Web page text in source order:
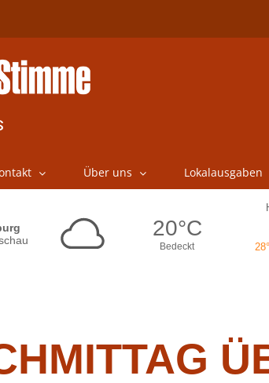
Über uns Lokalausgaben